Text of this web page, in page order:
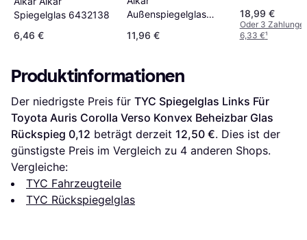
Spiegelglas 6432138
6,46 €
Außenspiegelglas
11,96 €
18,99 €
Oder 3
6,33 €¹
Produktinformationen
Der niedrigste Preis für TYC Spiegelglas Links Für
Toyota Auris Corolla Verso Konvex Beheizbar Glas
Rückspieg 0,12 beträgt derzeit 12,50 €. Dies ist der
günstigste Preis im Vergleich zu 4 anderen Shops.
Vergleiche:
TYC Fahrzeugteile
TYC Rückspiegelglas